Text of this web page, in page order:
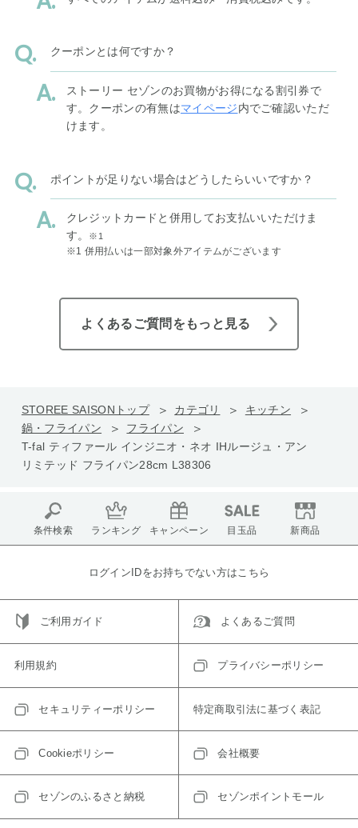
クーポンとは何ですか？
ストーリー セゾンのお買物がお得になる割引券で
す。クーポンの有無はマイページ内でご確認いただ
けます。
ポイントが足りない場合はどうしたらいいですか？
クレジットカードと併用してお支払いいただけま
す。
※1
※1 併用払いは一部対象外アイテムがございます
よくあるご質問をもっと見る
STOREE SAISONトップ カテゴリ
キッチン
鍋・フライパン
フライパン
T-fal ティファール インジニオ・ネオ IHルージュ・アン
リミテッド フライパン28cm L38306
条件検索 ランキング キャンペーン 目玉品 新商品
ログインIDをお持ちでない方はこちら
ご利用ガイド よくあるご質問
利用規約 プライバシーポリシー
セキュリティーポリシー 特定商取引法に基づく表記
Cookieポリシー 会社概要
セゾンのふるさと納税 セゾンポイントモール